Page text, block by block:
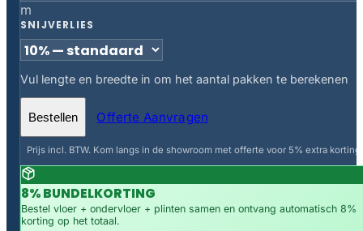
m
SNIJVERLIES
Vul lengte en breedte in om het aantal pakken te berekenen
Bestellen Offerte Aanvragen
Prijs incl. BTW. Kom langs in de showroom met offerte voor 5% extra korting.
8% BUNDELKORTING
Bestel vloer + ondervloer + plinten samen en ontvang automatisch 8%
korting op het totaal.